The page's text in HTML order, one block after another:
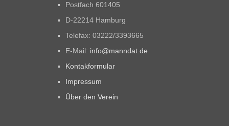
Postfach 601405
D-22214 Hamburg
Telefax: 03222/3393665
E-Mail: info@manndat.de
Kontakformular
Impressum
Über den Verein